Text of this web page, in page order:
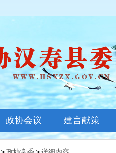
政协会议 建言献策